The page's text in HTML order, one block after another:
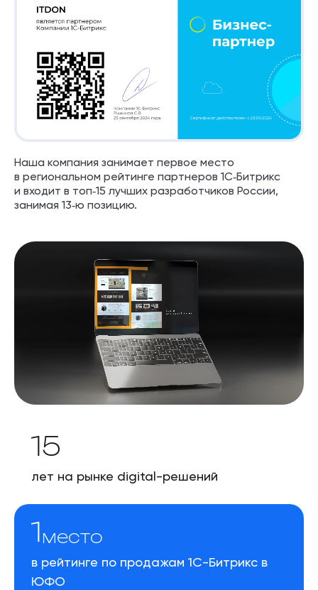
Наша компания занимает первое место
в региональном рейтинге партнеров 1С‑Битрикс
и входит в топ‑15 лучших разработчиков России,
занимая 13‑ю позицию.
15
лет на рынке digital-решений
место
в рейтинге по продажам 1С-Битрикс в
ЮФО